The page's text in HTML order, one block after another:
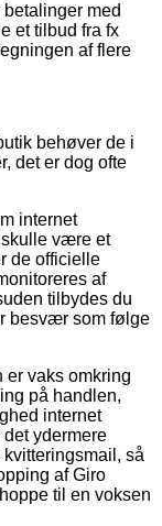
med
et tilbud fra fx
af flere
behøver de i
det er dog ofte
internet
være et
de officielle
af
tilbydes du
besvær som følge
er vaks omkring
på handlen,
internet
ydermere
så
af Giro
til en voksen